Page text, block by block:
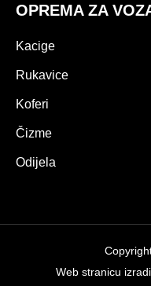
OPREMA ZA
Kacige
Rukavice
Koferi
Čizme
Odijela
Web stranicu